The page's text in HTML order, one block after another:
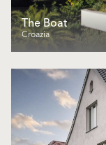
The Boat
Croazia